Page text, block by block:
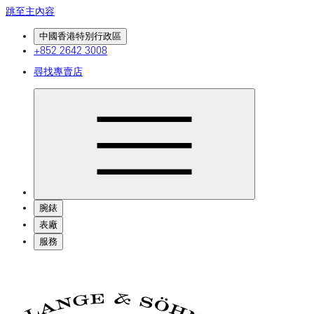
跳至主內容
中國香港特別行政區
+852 2642 3008
尋找專賣店
腕錶
表廠
服務